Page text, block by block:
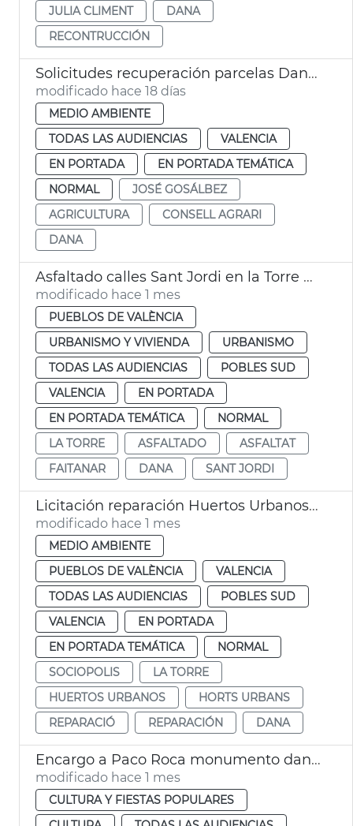
JULIA CLIMENT
DANA
RECONTRUCCIÓN
Solicitudes recuperación parcelas Dana València
modificado hace 18 días
MEDIO AMBIENTE
TODAS LAS AUDIENCIAS
VALENCIA
EN PORTADA
EN PORTADA TEMÁTICA
NORMAL
JOSÉ GOSÁLBEZ
AGRICULTURA
CONSELL AGRARI
DANA
Asfaltado calles Sant Jordi en la Torre València
modificado hace 1 mes
PUEBLOS DE VALÈNCIA
URBANISMO Y VIVIENDA
URBANISMO
TODAS LAS AUDIENCIAS
POBLES SUD
VALENCIA
EN PORTADA
EN PORTADA TEMÁTICA
NORMAL
LA TORRE
ASFALTADO
ASFALTAT
FAITANAR
DANA SANT JORDI
Licitación reparación Huertos Urbanos Sociópolis
modificado hace 1 mes
MEDIO AMBIENTE
PUEBLOS DE VALÈNCIA
VALENCIA
TODAS LAS AUDIENCIAS
POBLES SUD
VALENCIA
EN PORTADA
EN PORTADA TEMÁTICA
NORMAL
SOCIOPOLIS
LA TORRE
HUERTOS URBANOS
HORTS URBANS
REPARACIÓ
REPARACIÓN DANA
Encargo a Paco Roca monumento dana La Torre
modificado hace 1 mes
CULTURA Y FIESTAS POPULARES